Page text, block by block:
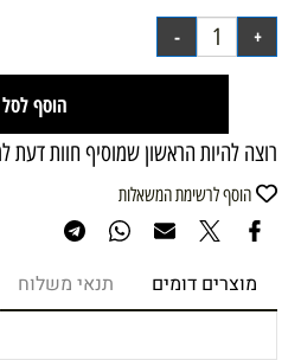
הוסף לסל
רוצה להיות הראשון שמוסיף חוות דעת
הוסף לרשימת המשאלות
מוצרים דומים תנאי משלוח